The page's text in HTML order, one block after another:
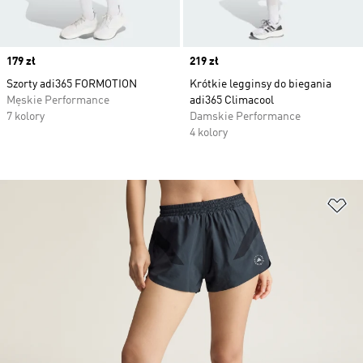
Price
179 zł
Szorty adi365 FORMOTION
Męskie Performance
7 kolory
Price
219 zł
Krótkie legginsy do biegania
adi365 Climacool
Damskie Performance
4 kolory